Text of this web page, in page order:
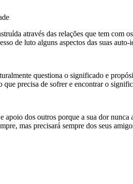
através das relações que tem com
de luto alguns aspectos das suas
questiona o significado e
que precisa de sofrer e encontrar o
apoio dos outros porque a sua dor
mas precisará sempre dos seus